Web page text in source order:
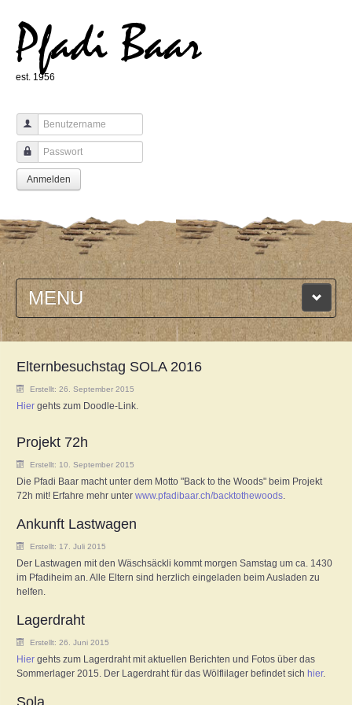
Pfadi Baar
est. 1956
Benutzername
Passwort
Anmelden
MENU
HOME
ABOUT US
ANSCHLAG
Elternbesuchstag SOLA 2016
Erstellt: 26. September 2015
Hier gehts zum Doodle-Link.
Projekt 72h
Erstellt: 10. September 2015
Die Pfadi Baar macht unter dem Motto "Back to the Woods" beim Projekt
72h mit! Erfahre mehr unter www.pfadibaar.ch/backtothewoods.
Ankunft Lastwagen
Erstellt: 17. Juli 2015
Der Lastwagen mit den Wäschsäckli kommt morgen Samstag um ca. 1430
im Pfadiheim an. Alle Eltern sind herzlich eingeladen beim Ausladen zu
helfen.
Lagerdraht
Erstellt: 26. Juni 2015
Hier gehts zum Lagerdraht mit aktuellen Berichten und Fotos über das
Sommerlager 2015. Der Lagerdraht für das Wölflilager befindet sich hier.
Sola